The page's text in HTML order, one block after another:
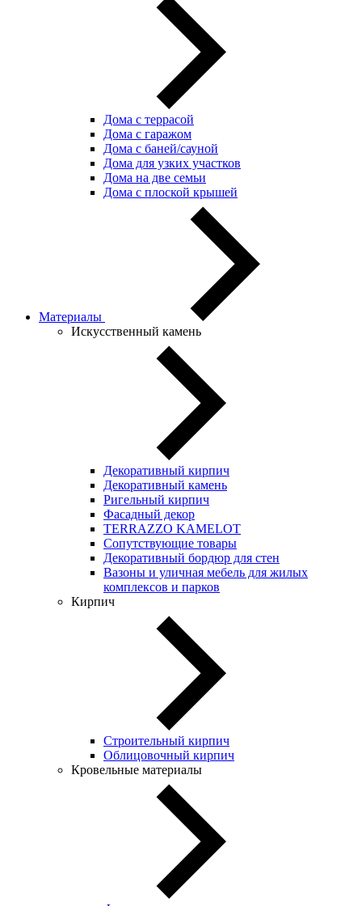
Дома с террасой
Дома с гаражом
Дома с баней/сауной
Дома для узких участков
Дома на две семьи
Дома с плоской крышей
Материалы
Искусственный камень
Декоративный кирпич
Декоративный камень
Ригельный кирпич
Фасадный декор
TERRAZZO KAMELOT
Сопутствующие товары
Декоративный бордюр для стен
Вазоны и уличная мебель для жилых
комплексов и парков
Кирпич
Строительный кирпич
Облицовочный кирпич
Кровельные материалы